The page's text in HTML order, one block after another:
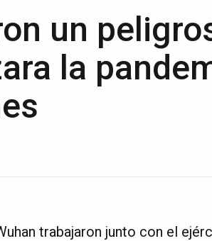
un
la
trabajaron junto con el